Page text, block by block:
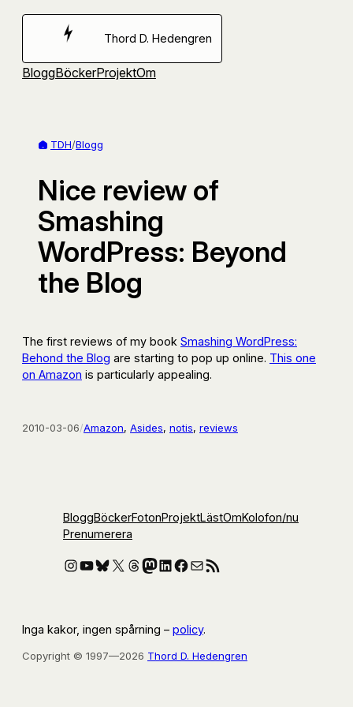
Hoppa
Thord D. Hedengren
BloggBöckerProjektOm
TDH/Blogg
Nice review of
Smashing
WordPress: Beyond
the Blog
The first reviews of my book Smashing WordPress:
Behond the Blog are starting to pop up online. This one
on Amazon is particularly appealing.
2010-03-06/Amazon, Asides, notis, reviews
BloggBöckerFotonProjektLästOmKolofon/nu
Prenumerera
Instagram
YouTube
Bluesky
X Threads
Mastodon
LinkedIn
Facebook
E-postRSS-flöde
Inga kakor, ingen spårning – policy.
Copyright © 1997—2026 Thord D. Hedengren